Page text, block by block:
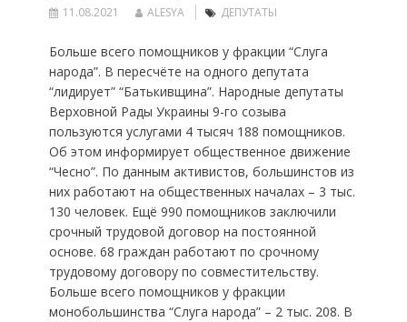
11.08.2021 ALESYA ДЕПУТАТЫ
Больше всего помощников у фракции “Слуга
народа”. В пересчёте на одного депутата
“лидирует” “Батькивщина”. Народные депутаты
Верховной Рады Украины 9-го созыва
пользуются услугами 4 тысяч 188 помощников.
Об этом информирует общественное движение
“Чесно”. По данным активистов, большинстов из
них работают на общественных началах – 3 тыс.
130 человек. Ещё 990 помощников заключили
срочный трудовой договор на постоянной
основе. 68 граждан работают по срочному
трудовому договору по совместительству.
Больше всего помощников у фракции
монобольшинства “Слуга народа” – 2 тыс. 208. В